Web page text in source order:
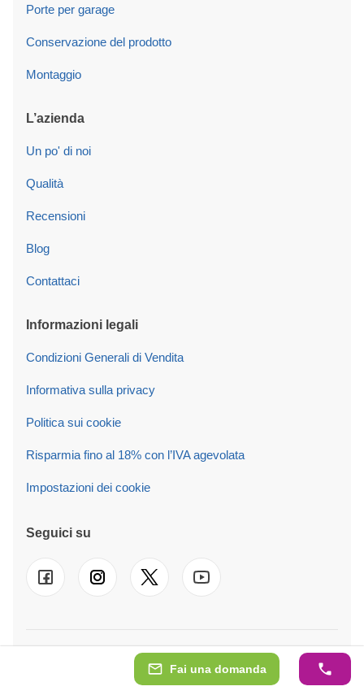
Fai una domanda
Porte per garage
Conservazione del prodotto
Montaggio
L’azienda
Un po' di noi
Qualità
Recensioni
Blog
Contattaci
Informazioni legali
Condizioni Generali di Vendita
Informativa sulla privacy
Politica sui cookie
Risparmia fino al 18% con l’IVA agevolata
Impostazioni dei cookie
Seguici su
© 2026 Pineca Italy SRL Operiamo anche inUK-FR-DE-
-PL -IE